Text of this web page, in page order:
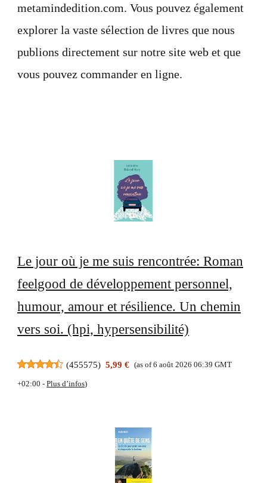
metamindedition.com. Vous pouvez également
explorer la vaste sélection de livres que nous
publions directement sur notre site web et que
vous pouvez commander en ligne.
Le jour où je me suis rencontrée: Roman
feelgood de développement personnel,
humour, amour et résilience. Un chemin
vers soi. (hpi, hypersensibilité)
(455575) 5,99 € (as of 6 août 2026 06:39 GMT
+02:00 - Plus d’infos)